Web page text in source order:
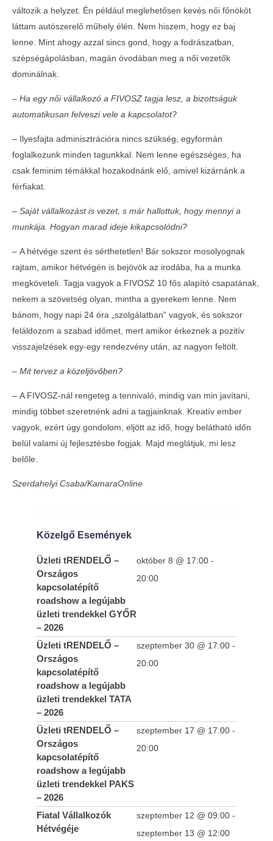
változik a helyzet. Én például meglehetősen kevés női főnököt
láttam autószerelő műhely élén. Nem hiszem, hogy ez baj
lenne. Mint ahogy azzal sincs gond, hogy a fodrászatban,
szépségápolásban, magán óvodában meg a női vezetők
dominálnak.
– Ha egy női vállalkozó a FIVOSZ tagja lesz, a bizottságuk
automatikusan felveszi vele a kapcsolatot?
– Ilyesfajta adminisztrációra nincs szükség, egyformán
foglalkozunk minden tagunkkal. Nem lenne egészséges, ha
csak feminim témákkal hozakodnánk elő, amivel kizárnánk a
férfiakat.
– Saját vállalkozást is vezet, s már hallottuk, hogy mennyi a
munkája. Hogyan marad ideje kikapcsolódni?
– A hétvége szent és sérthetetlen! Bár sokszor mosolyognak
rajtam, amikor hétvégén is bejövök az irodába, ha a munka
megköveteli. Tagja vagyok a FIVOSZ 10 fős alapító csapatának,
nekem a szövetség olyan, mintha a gyerekem lenne. Nem
bánom, hogy napi 24 óra „szolgálatban” vagyok, és sokszor
feláldozom a szabad időmet, mert amikor érkeznek a pozitív
visszajelzések egy-egy rendezvény után, az nagyon feltölt.
– Mit tervez a közeljövőben?
– A FIVOSZ-nál rengeteg a tennivaló, mindig van min javítani,
mindig többet szeretnénk adni a tagjainknak. Kreatív ember
vagyok, ezért úgy gondolom, eljött az idő, hogy belátható időn
belül valami új fejlesztésbe fogjak. Majd meglátjuk, mi lesz
belőle.
Szerdahelyi Csaba/KamaraOnline
Közelgő Események
Üzleti tRENDELŐ –
Országos
kapcsolatépítő
roadshow a legújabb
üzleti trendekkel GYŐR
– 2026
október 8 @ 17:00 -
20:00
Üzleti tRENDELŐ –
Országos
kapcsolatépítő
roadshow a legújabb
üzleti trendekkel TATA
– 2026
szeptember 30 @ 17:00 -
20:00
Üzleti tRENDELŐ –
Országos
kapcsolatépítő
roadshow a legújabb
üzleti trendekkel PAKS
– 2026
szeptember 17 @ 17:00 -
20:00
Fiatal Vállalkozók
Hétvégéje
szeptember 12 @ 09:00 -
szeptember 13 @ 12:00